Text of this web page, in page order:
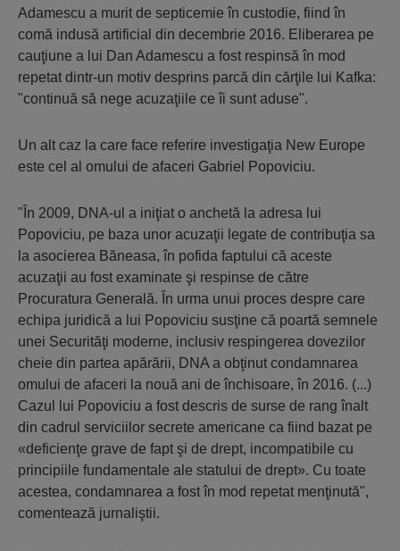
Adamescu a murit de septicemie în custodie, fiind în
comă indusă artificial din decembrie 2016. Eliberarea pe
cauţiune a lui Dan Adamescu a fost respinsă în mod
repetat dintr-un motiv desprins parcă din cărţile lui Kafka:
"continuă să nege acuzaţiile ce îi sunt aduse".
Un alt caz la care face referire investigaţia New Europe
este cel al omului de afaceri Gabriel Popoviciu.
"În 2009, DNA-ul a iniţiat o anchetă la adresa lui
Popoviciu, pe baza unor acuzaţii legate de contribuţia sa
la asocierea Băneasa, în pofida faptului că aceste
acuzaţii au fost examinate şi respinse de către
Procuratura Generală. În urma unui proces despre care
echipa juridică a lui Popoviciu susţine că poartă semnele
unei Securităţi moderne, inclusiv respingerea dovezilor
cheie din partea apărării, DNA a obţinut condamnarea
omului de afaceri la nouă ani de închisoare, în 2016. (...)
Cazul lui Popoviciu a fost descris de surse de rang înalt
din cadrul serviciilor secrete americane ca fiind bazat pe
«deficienţe grave de fapt şi de drept, incompatibile cu
principiile fundamentale ale statului de drept». Cu toate
acestea, condamnarea a fost în mod repetat menţinută",
comentează jurnaliştii.